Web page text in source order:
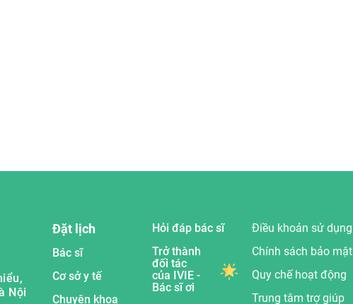
Nội
Đặt lịch
Bác sĩ
Cơ sở y tế
Chuyên khoa
Hỏi đáp bác sĩ
Trở thành
đối tác
của IVIE -
Bác sĩ ơi
Điều khoản sử dụng
Chính sách bảo mật
Quy chế hoạt động
Trung tâm trợ giúp